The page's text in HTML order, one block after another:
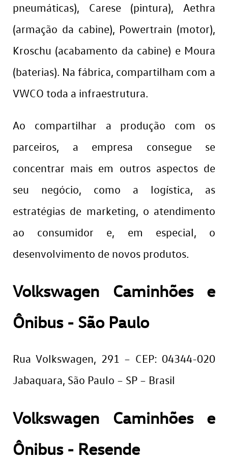
pneumáticas), Carese (pintura), Aethra
(armação da cabine), Powertrain (motor),
Kroschu (acabamento da cabine) e Moura
(baterias). Na fábrica, compartilham com a
VWCO toda a infraestrutura.
Ao compartilhar a produção com os
parceiros, a empresa consegue se
concentrar mais em outros aspectos de
seu negócio, como a logística, as
estratégias de marketing, o atendimento
ao consumidor e, em especial, o
desenvolvimento de novos produtos.
Volkswagen Caminhões e
Ônibus - São Paulo
Rua Volkswagen, 291 – CEP: 04344-020
Jabaquara, São Paulo – SP – Brasil
Volkswagen Caminhões e
Ônibus - Resende